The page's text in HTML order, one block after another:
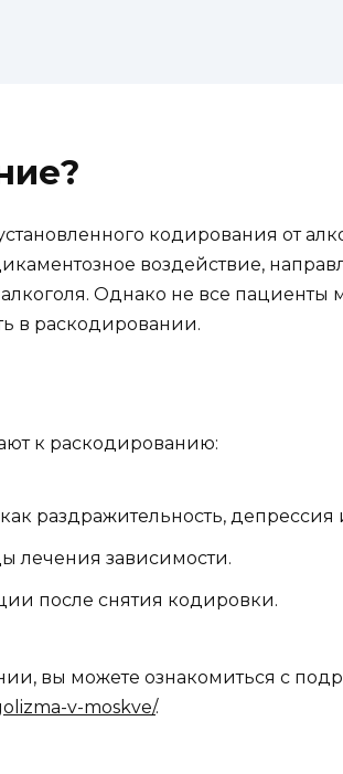
кодирования от
воздействие,
Однако не все пациенты
в раскодировании.
к раскодированию:
раздражительность, депрессия
лечения зависимости.
после снятия кодировки.
вы можете ознакомиться с
v-moskve/.